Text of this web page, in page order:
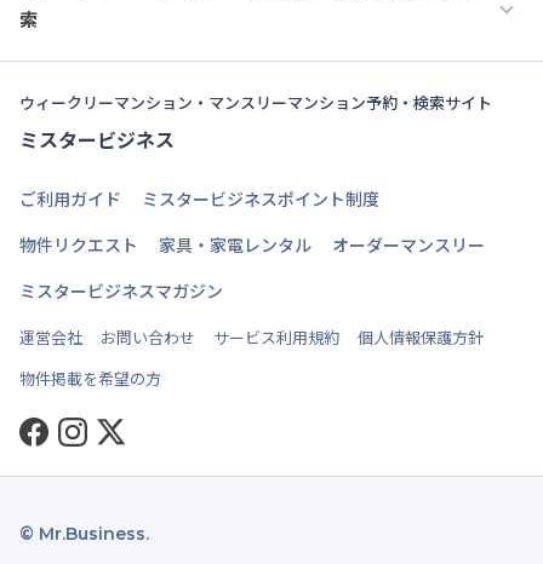
索
ウィークリーマンション・マンスリーマンション予約・検索サイト
ミスタービジネス
ご利用ガイド
ミスタービジネスポイント制度
物件リクエスト
家具・家電レンタル
オーダーマンスリー
ミスタービジネスマガジン
運営会社 お問い合わせ サービス利用規約
個人情報保護方針
物件掲載を希望の方
Facebook
Instagram
Twitter
© Mr.Business.